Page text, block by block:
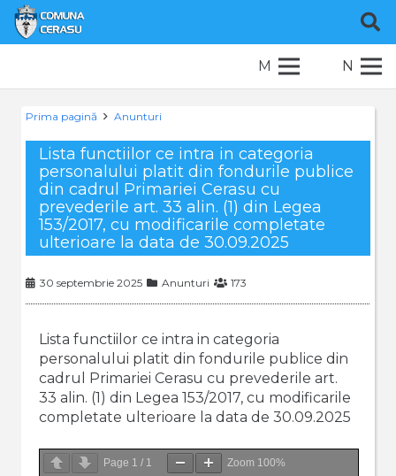
M N
Prima pagină Anunturi
Lista functiilor ce intra in categoria
personalului platit din fondurile publice
din cadrul Primariei Cerasu cu
prevederile art. 33 alin. (1) din Legea
153/2017, cu modificarile completate
ulterioare la data de 30.09.2025
30 septembrie 2025 Anunturi 173
Lista functiilor ce intra in categoria
personalului platit din fondurile publice din
cadrul Primariei Cerasu cu prevederile art.
33 alin. (1) din Legea 153/2017, cu modificarile
completate ulterioare la data de 30.09.2025
Page 1 / 1 Zoom 100%